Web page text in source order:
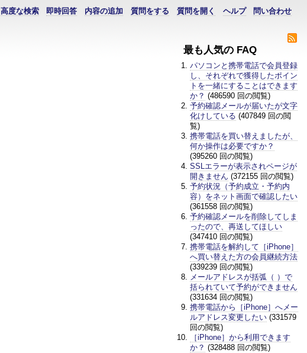
問い合わせ
ヘルプ
質問を開く
質問をする
内容の追加
即時回答
高度な検索
最も人気の FAQ
パソコンと携帯電話で会員登録
し、それぞれで獲得したポイン
トを一緒にすることはできます
か？ (486590 回の閲覧)
予約確認メールが届いたが文字
化けしている (407849 回の閲
覧)
携帯電話を買い替えましたが、
何か操作は必要ですか？
(395260 回の閲覧)
SSLエラーが表示されページが
開きません (372155 回の閲覧)
予約状況（予約成立・予約内
容）をネット画面で確認したい
(361558 回の閲覧)
予約確認メールを削除してしま
ったので、再送してほしい
(347410 回の閲覧)
携帯電話を解約して［iPhone］
へ買い替えた方の会員継続方法
(339239 回の閲覧)
メールアドレスが括弧（ ）で
括られていて予約ができません
(331634 回の閲覧)
携帯電話から［iPhone］へメー
ルアドレス変更したい (331579
回の閲覧)
［iPhone］から利用できます
か？ (328488 回の閲覧)